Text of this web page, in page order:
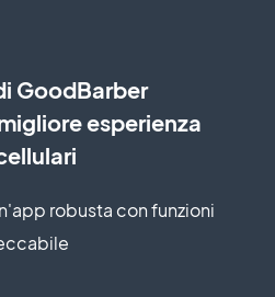
GoodBarber
esperienza
robusta con funzioni